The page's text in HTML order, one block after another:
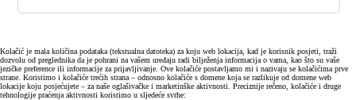
Kolačić je mala količina podataka (tekstualna datoteka) za koju web lokacija, kad je korisnik posjeti, traži
dozvolu od preglednika da je pohrani na vašem uređaju radi bilježenja informacija o vama, kao što su vaše
jezičke preference ili informacije za prijavljivanje. Ove kolačiće postavljamo mi i nazivaju se kolačićima prve
strane. Koristimo i kolačiće trećih strana – odnosno kolačiće s domene koja se razlikuje od domene web
lokacije koju posjećujete – za naše oglašivačke i marketinške aktivnosti. Preciznije rečeno, kolačiće i druge
tehnologije praćenja aktivnosti koristimo u sljedeće svrhe: